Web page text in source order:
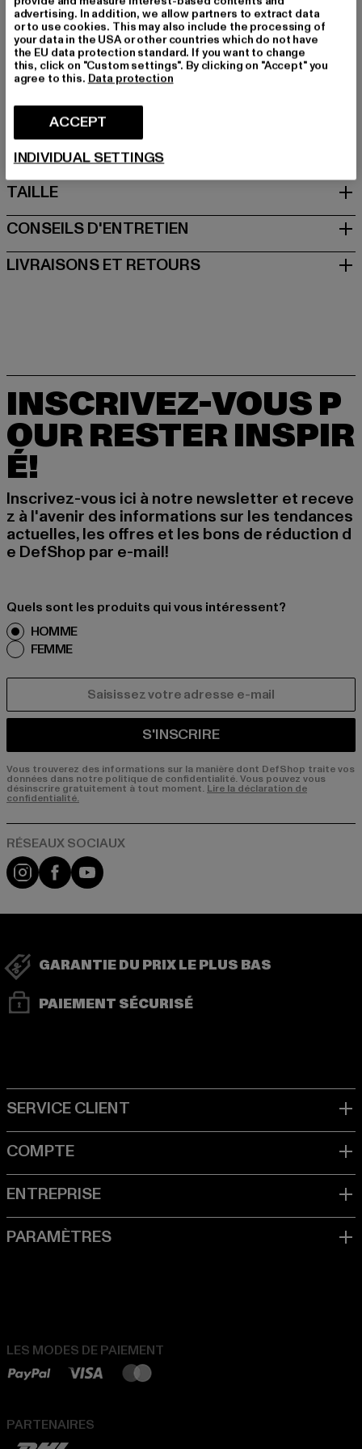
Couleur du fabricant: peach
Composition du matériau: 100% Coton
Art.Nr: 24080607-00822
agentur@urbanstylesagency.com
Schanzenstraße 41 | 51063 Köln | DE
TAILLE
CONSEILS D'ENTRETIEN
LIVRAISONS ET RETOURS
INSCRIVEZ-VOUS P
OUR RESTER INSPIR
É!
Inscrivez-vous ici à notre newsletter et receve
z à l'avenir des informations sur les tendances
actuelles, les offres et les bons de réduction d
e DefShop par e-mail!
Quels sont les produits qui vous intéressent?
HOMME
FEMME
S'INSCRIRE
Vous trouverez des informations sur la manière dont DefShop traite vos
données dans notre politique de confidentialité. Vous pouvez vous
désinscrire gratuitement à tout moment. Lire la déclaration de
confidentialité.
Visit our Instagram page:
Visit our Facebook page:
Visit our YouTube channel:
GARANTIE DU PRIX LE PLUS BAS
PAIEMENT SÉCURISÉ
LES MODES DE PAIEMENT
PARTENAIRES
advertising. In addition, we allow partners to extract data
or to use cookies. This may also include the processing of
your data in the USA or other countries which do not have
the EU data protection standard. If you want to change
this, click on "Custom settings". By clicking on "Accept" you
agree to this. Data protection
ACCEPT
INDIVIDUAL SETTINGS